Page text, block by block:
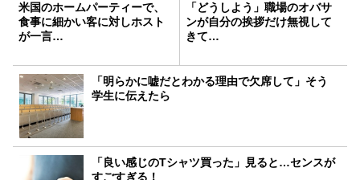
米国のホームパーティーで、
食事に細かい客に対しホスト
が一言…
「どうしよう」職場のオバサ
ンが自分の挨拶だけ無視して
きて…
「明らかに嘘だとわかる理由で欠席して」そう
学生に伝えたら
「良い感じのTシャツ買った」見ると…センスが
すごすぎる！